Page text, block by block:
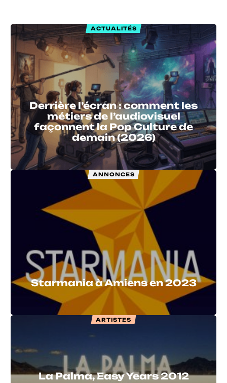
ACTUALITÉS
Derrière l’écran : comment les
métiers de l’audiovisuel
façonnent la Pop Culture de
demain (2026)
ANNONCES
Starmania à Amiens en 2023
ARTISTES
La Palma, Easy Years 2012